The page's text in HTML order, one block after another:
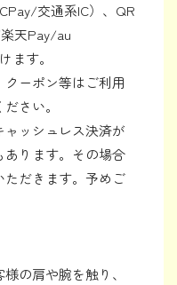
交通系IC）、QR
天Pay/au
ます。
ーポン等はご利用
さい。
ッシュレス決済が
あります。その場合
ただきます。予めご
の肩や腕を触り、